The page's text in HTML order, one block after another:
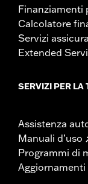
Finanziamenti
Calcolatore
Servizi
Extended
SERVIZI PER LA
Assistenza
Manuali d’uso
Programmi di
Aggiornamenti